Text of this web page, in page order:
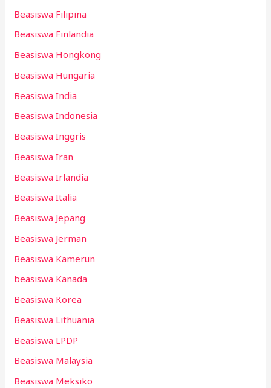
Beasiswa Filipina
Beasiswa Finlandia
Beasiswa Hongkong
Beasiswa Hungaria
Beasiswa India
Beasiswa Indonesia
Beasiswa Inggris
Beasiswa Iran
Beasiswa Irlandia
Beasiswa Italia
Beasiswa Jepang
Beasiswa Jerman
Beasiswa Kamerun
beasiswa Kanada
Beasiswa Korea
Beasiswa Lithuania
Beasiswa LPDP
Beasiswa Malaysia
Beasiswa Meksiko